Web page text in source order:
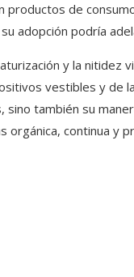
productos de
adopción podría
y la nitidez
vestibles y de
sino también su
orgánica, continua y